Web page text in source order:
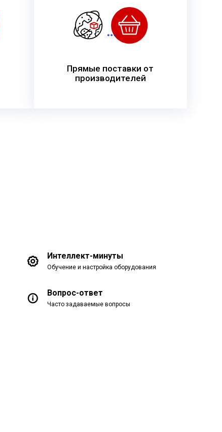
Прямые поставки от
производителей
Интеллект-минуты
Обучение и настройка оборудования
Вопрос-ответ
Часто задаваемые вопросы